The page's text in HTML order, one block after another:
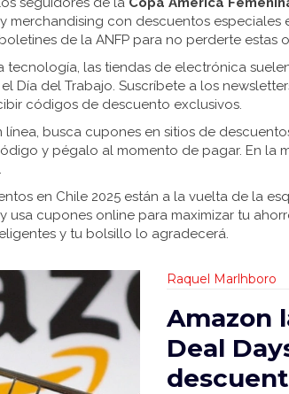
merchandising con descuentos especiales
de la ANFP para no perderte estas
tecnología, las tiendas de electrónica
Día del Trabajo. Suscríbete a los
códigos de descuento exclusivos.
línea, busca cupones en sitios de
y pégalo al momento de pagar. En la
en Chile 2025 están a la vuelta de la
usa cupones online para maximizar tu
y tu bolsillo lo agradecerá.
Raquel Marlhboro
Amazon
Deal